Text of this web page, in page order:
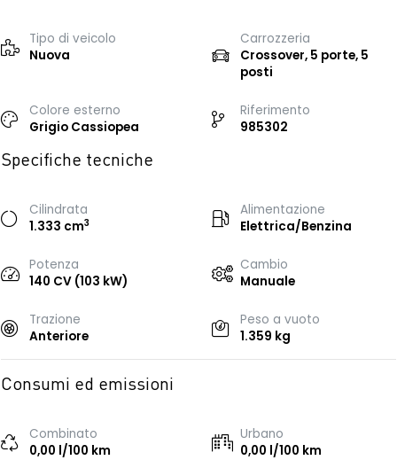
Tipo di veicolo
Nuova
Carrozzeria
Crossover, 5 porte, 5
posti
Colore esterno
Grigio Cassiopea
Riferimento
985302
Specifiche tecniche
Cilindrata
1.333 cm3
Alimentazione
Elettrica/Benzina
Potenza
140 CV (103 kW)
Cambio
Manuale
Trazione
Anteriore
Peso a vuoto
1.359 kg
Consumi ed emissioni
Combinato
0,00 l/100 km
Urbano
0,00 l/100 km